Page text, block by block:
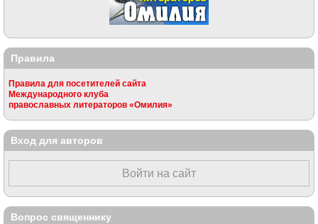
Правила
Правила для посетителей сайта
Международного клуба
православных литераторов «Омилия»
Вход для авторов
Войти на сайт
Вопрос священнику